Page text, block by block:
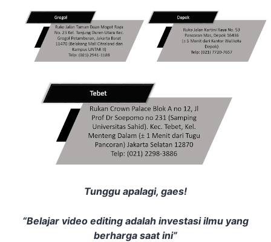
Tunggu apalagi, gaes!
“Belajar video editing adalah investasi ilmu yang
berharga saat ini”